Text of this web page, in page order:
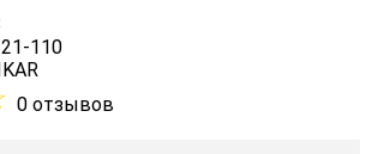
110
IKAR
0 отзывов